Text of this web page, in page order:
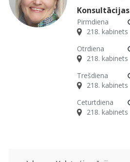
Konsultācijas
Pirmdiena
218. kabinets
Otrdiena
218. kabinets
Trešdiena
218. kabinets
Ceturtdiena
218. kabinets